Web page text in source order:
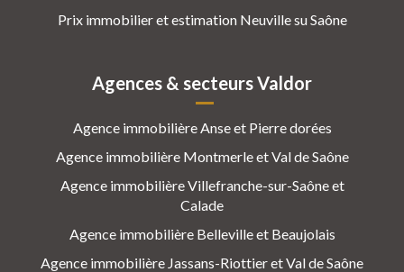
Prix immobilier et estimation Neuville su Saône
Agences & secteurs Valdor
Agence immobilière Anse et Pierre dorées
Agence immobilière Montmerle et Val de Saône
Agence immobilière Villefranche-sur-Saône et
Calade
Agence immobilière Belleville et Beaujolais
Agence immobilière Jassans-Riottier et Val de Saône